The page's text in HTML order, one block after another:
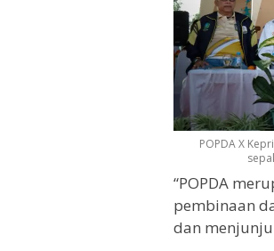
POPDA X
“POPDA
pembinaan
dan